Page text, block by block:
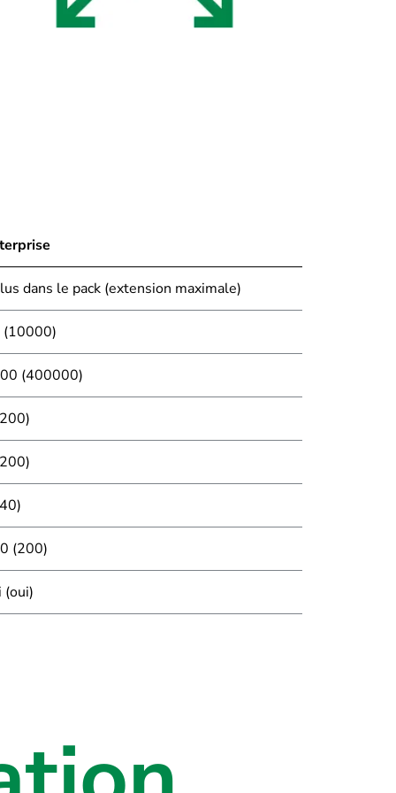
dans le pack (extension maximale)
(400000)
(200)
(oui)